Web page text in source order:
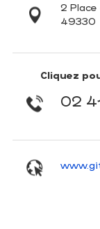
2
49330
Cliquez
02